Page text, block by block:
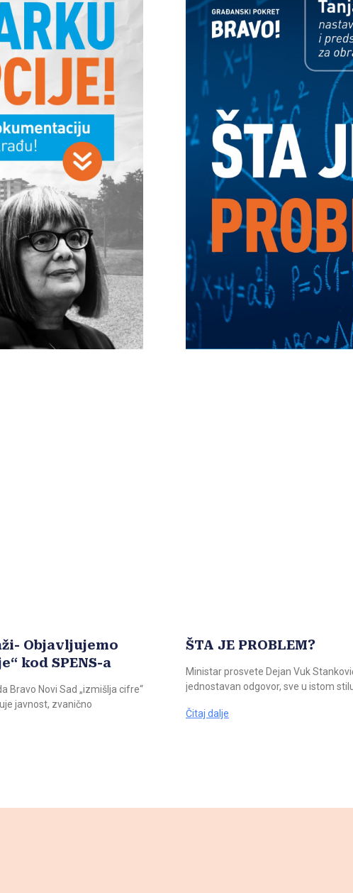
Objavljujemo
kod SPENS-a
Bravo Novi Sad „izmišlja cifre“
javnost, zvanično
ŠTA JE PROBLEM?
Ministar prosvete Dejan Vuk
jednostavan odgovor, sve u istom
Čitaj dalje